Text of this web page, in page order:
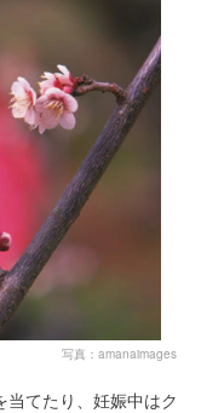
写真：amanaimages
てたり、妊娠中はク